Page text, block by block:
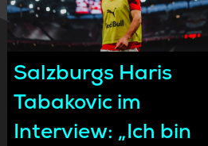
Salzburgs Haris
Tabakovic im
Interview: „Ich bin